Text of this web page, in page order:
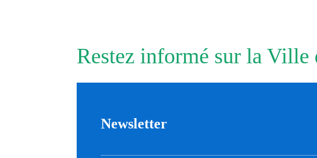
Restez informé sur la Ville
Newsletter